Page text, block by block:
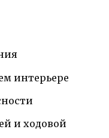
интерьере
и ходовой